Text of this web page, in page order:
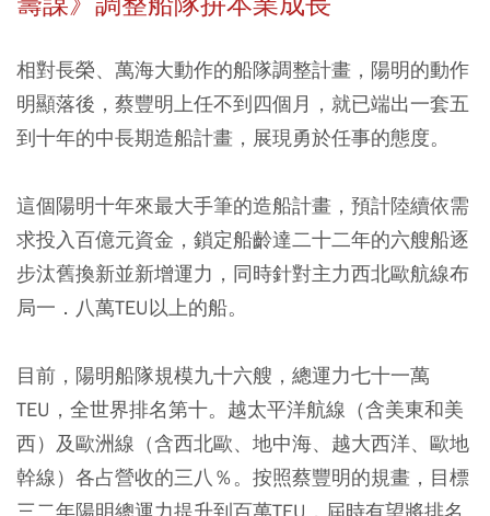
相對長榮、萬海大動作的船隊調整計畫，陽明的動作
明顯落後，蔡豐明上任不到四個月，就已端出一套五
到十年的中長期造船計畫，展現勇於任事的態度。
這個陽明十年來最大手筆的造船計畫，預計陸續依需
求投入百億元資金，鎖定船齡達二十二年的六艘船逐
步汰舊換新並新增運力，同時針對主力西北歐航線布
局一．八萬TEU以上的船。
目前，陽明船隊規模九十六艘，總運力七十一萬
TEU，全世界排名第十。越太平洋航線（含美東和美
西）及歐洲線（含西北歐、地中海、越大西洋、歐地
幹線）各占營收的三八％。按照蔡豐明的規畫，目標